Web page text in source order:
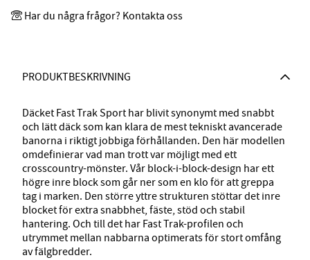
PRODUKTBESKRIVNING
Däcket Fast Trak Sport har blivit synonymt med snabbt
och lätt däck som kan klara de mest tekniskt avancerade
banorna i riktigt jobbiga förhållanden. Den här modellen
omdefinierar vad man trott var möjligt med ett
crosscountry-mönster. Vår block-i-block-design har ett
högre inre block som går ner som en klo för att greppa
tag i marken. Den större yttre strukturen stöttar det inre
blocket för extra snabbhet, fäste, stöd och stabil
hantering. Och till det har Fast Trak-profilen och
utrymmet mellan nabbarna optimerats för stort omfång
av fälgbredder.
Har du några frågor? Kontakta oss